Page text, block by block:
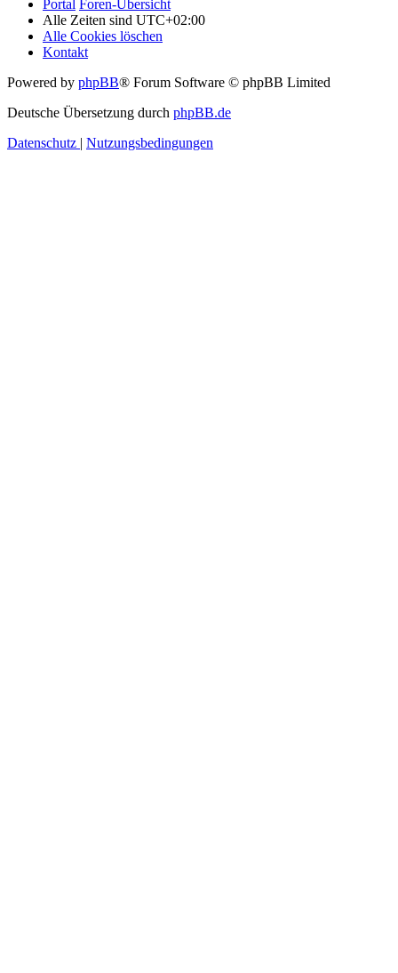
Portal
Foren-Übersicht
Alle Zeiten sind UTC+02:00
Alle Cookies löschen
Kontakt
Powered by phpBB® Forum Software © phpBB Limited
Deutsche Übersetzung durch phpBB.de
Datenschutz | Nutzungsbedingungen